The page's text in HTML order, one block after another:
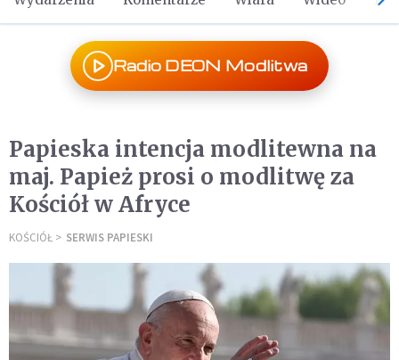
Radio DEON Modlitwa
Papieska intencja modlitewna na
maj. Papież prosi o modlitwę za
Kościół w Afryce
KOŚCIÓŁ SERWIS PAPIESKI